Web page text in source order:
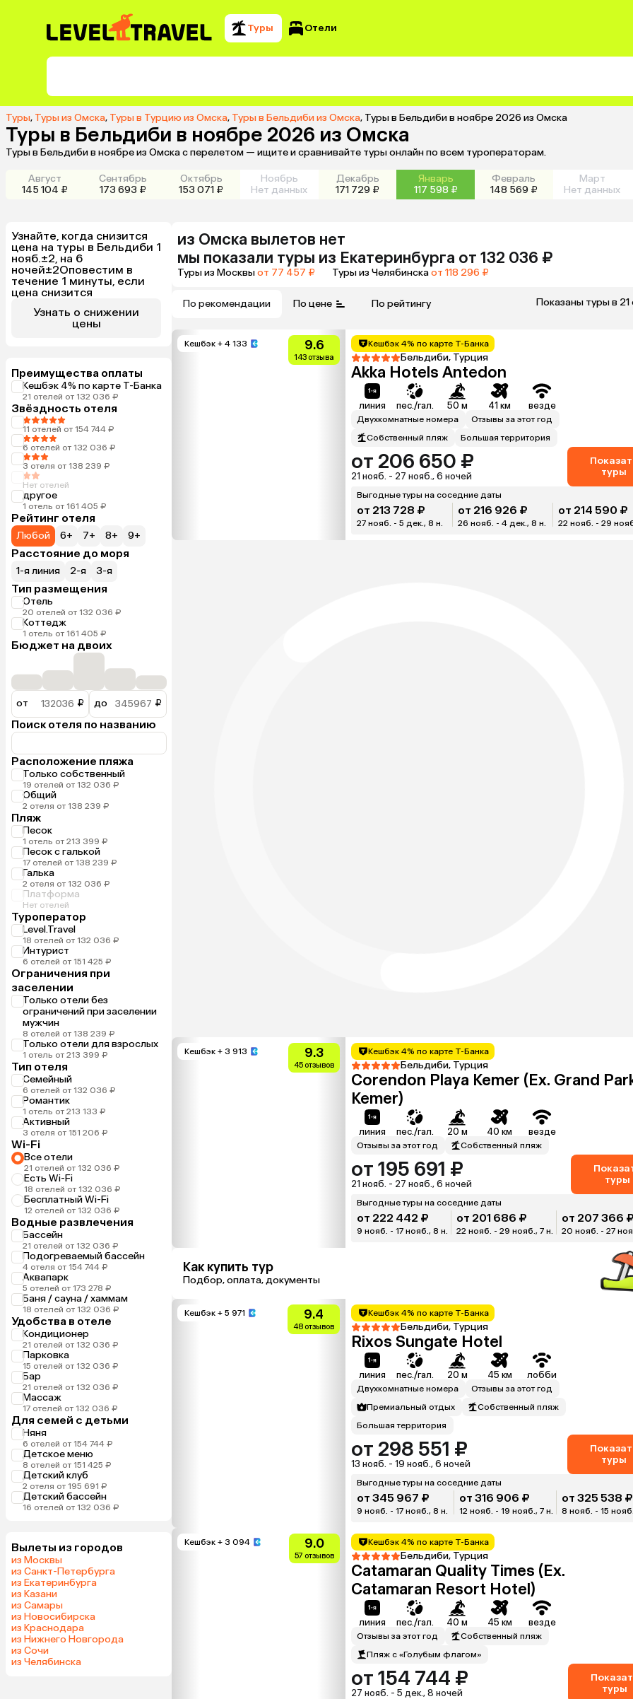
Туры Отели
Туры, Туры из Омска, Туры в Турцию из Омска, Туры в Бельдиби из Омска, Туры в Бельдиби в ноябре 2026 из Омска
Туры в Бельдиби в ноябре 2026 из Омска
Туры в Бельдиби в ноябре из Омска с перелетом — ищите и сравнивайте туры онлайн по всем туроператорам.
Август
145 104 ₽
Сентябрь
173 693 ₽
Октябрь
153 071 ₽
Ноябрь
Нет данных
Декабрь
171 729 ₽
Январь
117 598 ₽
Февраль
148 569 ₽
Март
Нет данных
Узнайте, когда снизится
цена на туры в Бельдиби 1
нояб.±2, на 6
ночей±2Оповестим в
течение 1 минуты, если
цена снизится
Узнать о снижении
цены
Преимущества оплаты
Кешбэк 4% по карте Т-Банка
21 отелей от 132 036 ₽
Звёздность отеля
11 отелей от 154 744 ₽
6 отелей от 132 036 ₽
3 отеля от 138 239 ₽
Нет отелей
другое
1 отель от 161 405 ₽
Рейтинг отеля
Любой 6+ 7+ 8+ 9+
Расстояние до моря
1-я линия 2-я 3-я
Тип размещения
Отель
20 отелей от 132 036 ₽
Коттедж
1 отель от 161 405 ₽
Бюджет на двоих
от ₽ до ₽
Поиск отеля по названию
Расположение пляжа
Только собственный
19 отелей от 132 036 ₽
Общий
2 отеля от 138 239 ₽
Пляж
Песок
1 отель от 213 399 ₽
Песок с галькой
17 отелей от 138 239 ₽
Галька
2 отеля от 132 036 ₽
Платформа
Нет отелей
Туроператор
Level.Travel
18 отелей от 132 036 ₽
Интурист
6 отелей от 151 425 ₽
Ограничения при
заселении
Только отели без
ограничений при заселении
мужчин
8 отелей от 138 239 ₽
Только отели для взрослых
1 отель от 213 399 ₽
Тип отеля
Семейный
6 отелей от 132 036 ₽
Романтик
1 отель от 213 133 ₽
Активный
3 отеля от 151 206 ₽
Wi-Fi
Все отели
21 отелей от 132 036 ₽
Есть Wi-Fi
18 отелей от 132 036 ₽
Бесплатный Wi-Fi
12 отелей от 132 036 ₽
Водные развлечения
Бассейн
21 отелей от 132 036 ₽
Подогреваемый бассейн
4 отеля от 154 744 ₽
Аквапарк
5 отелей от 173 278 ₽
Баня / сауна / хаммам
18 отелей от 132 036 ₽
Удобства в отеле
Кондиционер
21 отелей от 132 036 ₽
Парковка
15 отелей от 132 036 ₽
Бар
21 отелей от 132 036 ₽
Массаж
17 отелей от 132 036 ₽
Для семей с детьми
Няня
6 отелей от 154 744 ₽
Детское меню
8 отелей от 151 425 ₽
Детский клуб
2 отеля от 195 691 ₽
Детский бассейн
16 отелей от 132 036 ₽
Вылеты из городов
из Москвы
из Санкт-Петербурга
из Екатеринбурга
из Казани
из Самары
из Новосибирска
из Краснодара
из Нижнего Новгорода
из Сочи
из Челябинска
из Омска вылетов нет
мы показали туры из Екатеринбурга от 132 036 ₽
Туры из Москвыот 77 457 ₽ Туры из Челябинскаот 118 296 ₽
По рекомендации По цене По рейтингу Показаны туры в 21
Кешбэк + 4 133 9.6
143 отзыва
Кешбэк 4% по карте Т-Банка
Бельдиби, Турция
Akka Hotels Antedon
линия пес./гал. 50 м 41 км везде
Двухкомнатные номера
Отзывы за этот год
Собственный пляж
Большая территория
от 206 650 ₽
21 нояб. - 27 нояб., 6 ночей
туры
Выгодные туры на соседние даты
от 213 728 ₽
27 нояб. - 5 дек., 8 н.
от 216 926 ₽
26 нояб. - 4 дек., 8 н.
от 214 590 ₽
22 нояб. - 29
Кешбэк + 3 913 9.3
45 отзывов
Кешбэк 4% по карте Т-Банка
Бельдиби, Турция
Corendon Playa Kemer (Ex. Grand
Kemer)
линия пес./гал. 20 м 40 км везде
Отзывы за этот год Собственный пляж
от 195 691 ₽
21 нояб. - 27 нояб., 6 ночей
туры
Выгодные туры на соседние даты
от 222 442 ₽
9 нояб. - 17 нояб., 8 н.
от 201 686 ₽
22 нояб. - 29 нояб., 7 н.
от 207 366 ₽
20 нояб. - 27
Как купить тур
Подбор, оплата, документы
Кешбэк + 5 971 9.4
48 отзывов
Кешбэк 4% по карте Т-Банка
Бельдиби, Турция
Rixos Sungate Hotel
линия пес./гал. 20 м 45 км лобби
Двухкомнатные номера
Отзывы за этот год
Премиальный отдых
Собственный пляж
Большая территория
от 298 551 ₽
13 нояб. - 19 нояб., 6 ночей
туры
Выгодные туры на соседние даты
от 345 967 ₽
9 нояб. - 17 нояб., 8 н.
от 316 906 ₽
12 нояб. - 19 нояб., 7 н.
от 325 538 ₽
8 нояб. - 15
Кешбэк + 3 094 9.0
57 отзывов
Кешбэк 4% по карте Т-Банка
Бельдиби, Турция
Catamaran Quality Times (Ex.
Catamaran Resort Hotel)
линия пес./гал. 40 м 45 км везде
Отзывы за этот год
Собственный пляж
Пляж с «Голубым флагом»
от 154 744 ₽
27 нояб. - 5 дек., 8 ночей
туры